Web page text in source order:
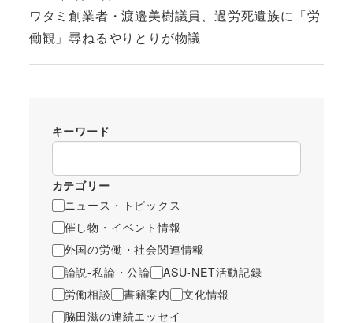
ワタミ創業者・渡邉美樹議員、過労死遺族に「労
働観」尋ねるやりとりが物議
キーワード
カテゴリー
ニュース・トピックス
催し物・イベント情報
外国の労働・社会関連情報
論説-私論・公論
ASU-NET活動記録
労働相談
書籍案内
文化情報
脇田滋の連続エッセイ